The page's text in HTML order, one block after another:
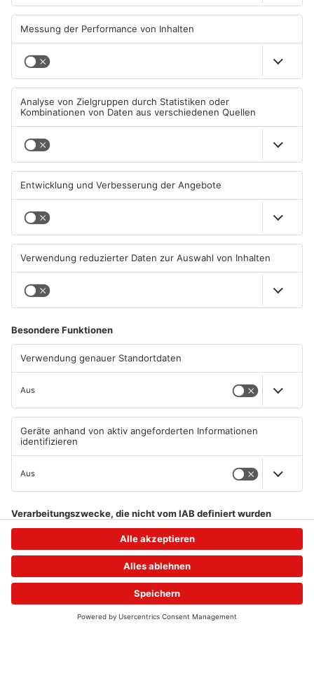
Kliniken im Primaveraland
melden mehr Patienten
durch Hitze
04.08.2026, 07:50 UHR IN
PRIMAVERALAND
Schüsse in Langenselbold,
Gelnhausen, Linsengericht
und Miltenberg
03.08.2026, 13:00 UHR IN